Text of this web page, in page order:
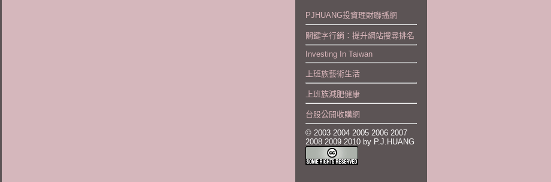
PJHUANG投資理財聯播網
關鍵字行銷：提升網站搜尋排名
Investing In Taiwan
上班族藝術生活
上班族減肥健康
台股公開收購網
© 2003 2004 2005 2006 2007
2008 2009 2010 by P.J.HUANG